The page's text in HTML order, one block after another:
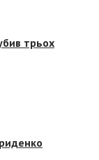
трьох